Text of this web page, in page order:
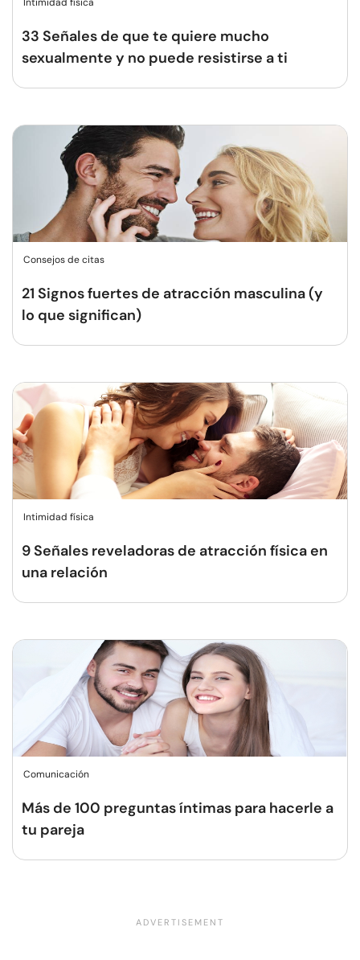
33 Señales de que te quiere mucho
sexualmente y no puede resistirse a ti
Consejos de citas
21 Signos fuertes de atracción masculina (y
lo que significan)
Intimidad física
9 Señales reveladoras de atracción física en
una relación
Comunicación
Más de 100 preguntas íntimas para hacerle a
tu pareja